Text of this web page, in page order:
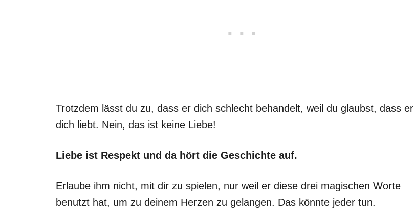
Trotzdem lässt du zu, dass er dich schlecht behandelt, weil du glaubst, dass er
dich liebt. Nein, das ist keine Liebe!
Liebe ist Respekt und da hört die Geschichte auf.
Erlaube ihm nicht, mit dir zu spielen, nur weil er diese drei magischen Worte
benutzt hat, um zu deinem Herzen zu gelangen. Das könnte jeder tun.